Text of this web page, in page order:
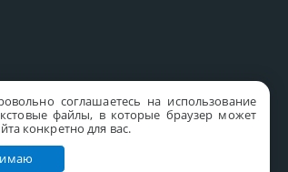
соглашаетесь на использование
файлы, в которые браузер может
конкретно для вас.